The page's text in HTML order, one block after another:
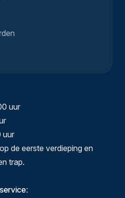
uur
uur
de eerste verdieping en
trap.
: